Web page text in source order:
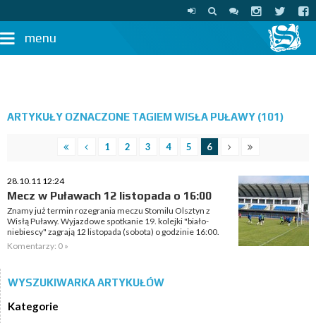
menu
ARTYKUŁY OZNACZONE TAGIEM WISŁA PUŁAWY (101)
1 2 3 4 5 6
28.10.11 12:24
Mecz w Puławach 12 listopada o 16:00
Znamy już termin rozegrania meczu Stomilu Olsztyn z
Wisłą Puławy. Wyjazdowe spotkanie 19. kolejki "biało-
niebiescy" zagrają 12 listopada (sobota) o godzinie 16:00.
Komentarzy: 0 »
WYSZUKIWARKA ARTYKUŁÓW
Kategorie